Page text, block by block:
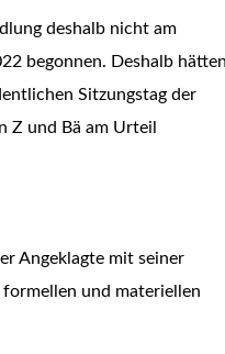
deshalb nicht am
begonnen. Deshalb
Sitzungstag der
Z und Bä am Urteil
Angeklagte mit seiner
formellen und materiellen